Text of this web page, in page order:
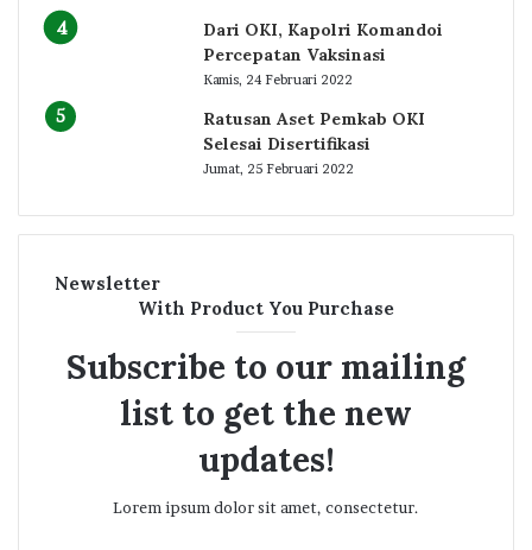
Dari OKI, Kapolri Komandoi
Percepatan Vaksinasi
Kamis, 24 Februari 2022
Ratusan Aset Pemkab OKI
Selesai Disertifikasi
Jumat, 25 Februari 2022
Newsletter
With Product You Purchase
Subscribe to our mailing
list to get the new
updates!
Lorem ipsum dolor sit amet, consectetur.